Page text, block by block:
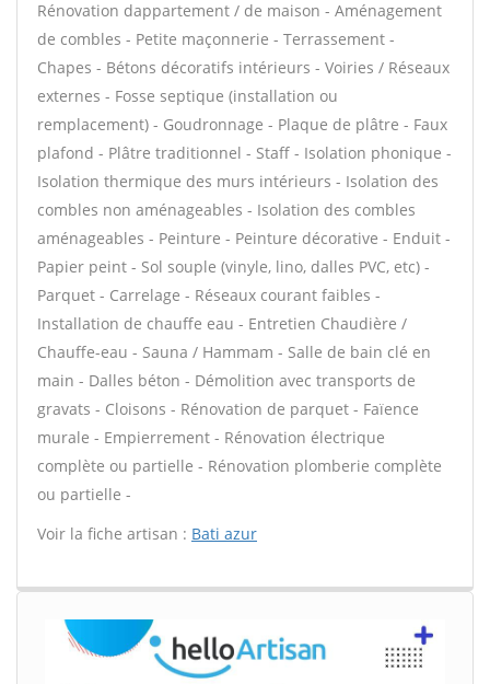
Rénovation dappartement / de maison - Aménagement
de combles - Petite maçonnerie - Terrassement -
Chapes - Bétons décoratifs intérieurs - Voiries / Réseaux
externes - Fosse septique (installation ou
remplacement) - Goudronnage - Plaque de plâtre - Faux
plafond - Plâtre traditionnel - Staff - Isolation phonique -
Isolation thermique des murs intérieurs - Isolation des
combles non aménageables - Isolation des combles
aménageables - Peinture - Peinture décorative - Enduit -
Papier peint - Sol souple (vinyle, lino, dalles PVC, etc) -
Parquet - Carrelage - Réseaux courant faibles -
Installation de chauffe eau - Entretien Chaudière /
Chauffe-eau - Sauna / Hammam - Salle de bain clé en
main - Dalles béton - Démolition avec transports de
gravats - Cloisons - Rénovation de parquet - Faïence
murale - Empierrement - Rénovation électrique
complète ou partielle - Rénovation plomberie complète
ou partielle -
Voir la fiche artisan : Bati azur